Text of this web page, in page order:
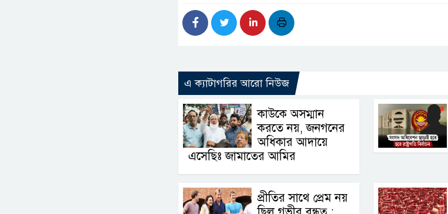
এ ক্যাটাগরির আরো নিউজ
কাউকে অসম্মান
করতে নয়, জনগনের
অধিকার আদায়ে
এসেছিঃ জামাতের আমির
প্রীতির সাথে প্রেম নয়